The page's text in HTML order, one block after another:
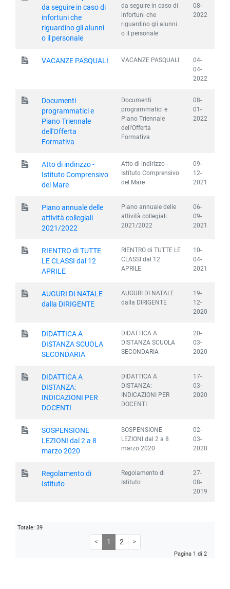
da seguire in caso di
infortuni che
riguardino gli alunni
o il personale
da seguire in caso di
infortuni che
riguardino gli alunni
o il personale
08-
2022
VACANZE PASQUALI VACANZE PASQUALI
04-
04-
2022
Documenti
programmatici e
Piano Triennale
dell'Offerta
Formativa
Documenti
programmatici e
Piano Triennale
dell'Offerta
Formativa
08-
01-
2022
Atto di indirizzo -
Istituto Comprensivo
del Mare
Atto di indirizzo -
Istituto Comprensivo
del Mare
09-
12-
2021
Piano annuale delle
attività collegiali
2021/2022
Piano annuale delle
attività collegiali
2021/2022
06-
09-
2021
RIENTRO di TUTTE
LE CLASSI dal 12
APRILE
RIENTRO di TUTTE LE
CLASSI dal 12
APRILE
10-
04-
2021
AUGURI DI NATALE
dalla DIRIGENTE
AUGURI DI NATALE
dalla DIRIGENTE
19-
12-
2020
DIDATTICA A
DISTANZA SCUOLA
SECONDARIA
DIDATTICA A
DISTANZA SCUOLA
SECONDARIA
20-
03-
2020
DIDATTICA A
DISTANZA:
INDICAZIONI PER
DOCENTI
DIDATTICA A
DISTANZA:
INDICAZIONI PER
DOCENTI
17-
03-
2020
SOSPENSIONE
LEZIONI dal 2 a 8
marzo 2020
SOSPENSIONE
LEZIONI dal 2 a 8
marzo 2020
02-
03-
2020
Regolamento di
Istituto
Regolamento di
Istituto
27-
08-
2019
Totale: 39
< 1 2 >
Pagina 1 di 2